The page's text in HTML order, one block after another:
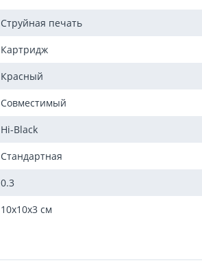
Струйная печать
Картридж
Красный
Совместимый
Hi-Black
Стандартная
0.3
10x10x3 см